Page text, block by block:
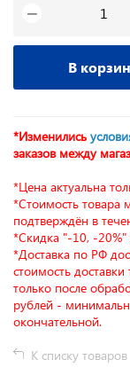
−
В
*Изменились
заказов между
*Цена актуальна
*Стоимость товара
подтверждён в
*Скидка "-10, -20%"
*Доставка по РФ
стоимость
только после
рублей -
окончательной.
К списку товаров